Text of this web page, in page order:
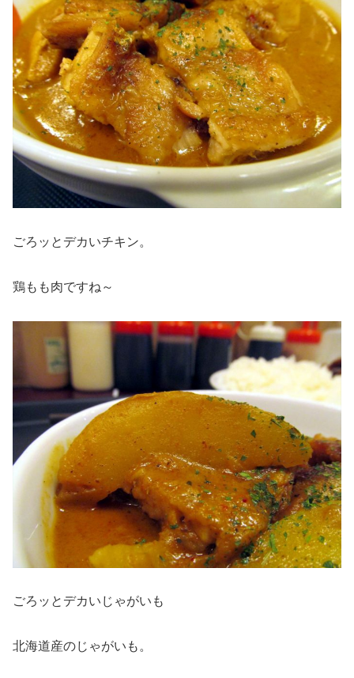
ごろッとデカいチキン。
鶏もも肉ですね～
ごろッとデカいじゃがいも
北海道産のじゃがいも。